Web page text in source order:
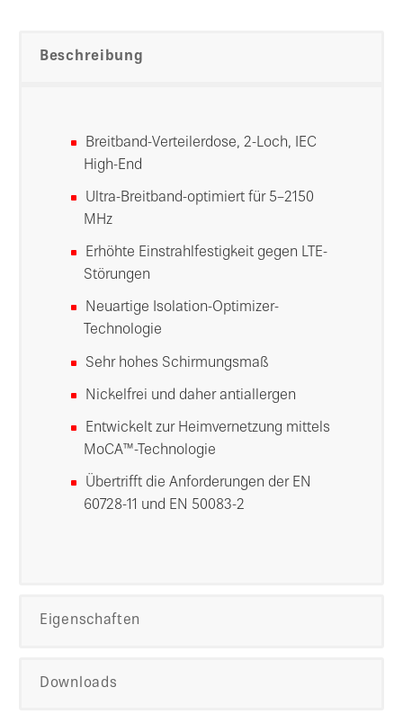
Beschreibung
Breitband-Verteilerdose, 2-Loch, IEC
High-End
Ultra-Breitband-optimiert für 5–2150
MHz
Erhöhte Einstrahlfestigkeit gegen LTE-
Störungen
Neuartige Isolation-Optimizer-
Technologie
Sehr hohes Schirmungsmaß
Nickelfrei und daher antiallergen
Entwickelt zur Heimvernetzung mittels
MoCA™-Technologie
Übertrifft die Anforderungen der EN
60728-11 und EN 50083-2
Eigenschaften
Downloads